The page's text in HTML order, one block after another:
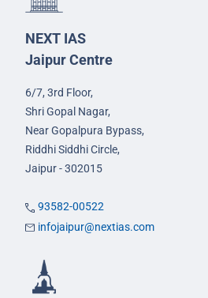
NEXT IAS
Jaipur Centre
6/7, 3rd Floor,
Shri Gopal Nagar,
Near Gopalpura Bypass,
Riddhi Siddhi Circle,
Jaipur - 302015
93582-00522
infojaipur@nextias.com